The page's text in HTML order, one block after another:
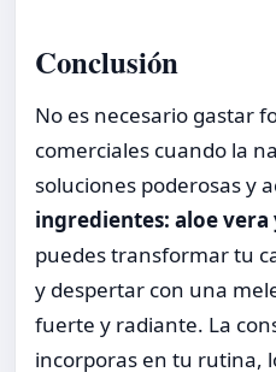
Conclusión
No es necesario gastar
comerciales cuando la
soluciones poderosas y
ingredientes: aloe vera
puedes transformar tu
y despertar con una
fuerte y radiante. La
incorporas en tu rutina,